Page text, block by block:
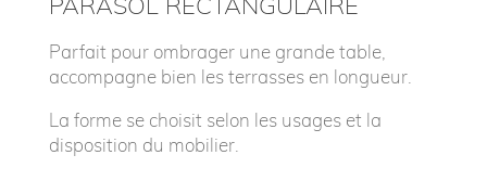
Parfait pour ombrager une grande table,
accompagne bien les terrasses en longueur.
La forme se choisit selon les usages et la
disposition du mobilier.